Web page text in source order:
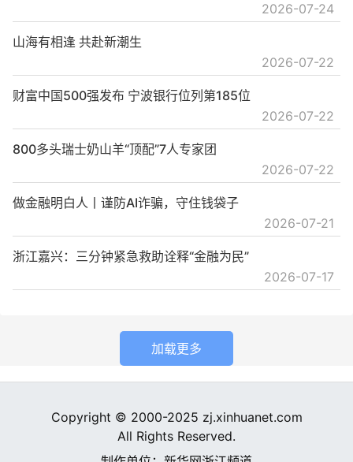
2026-07-24
2026-07-22
山海有相逢 共赴新潮生
2026-07-22
财富中国500强发布 宁波银行位列第185位
2026-07-22
800多头瑞士奶山羊“顶配”7人专家团
2026-07-21
做金融明白人丨谨防AI诈骗，守住钱袋子
2026-07-17
浙江嘉兴：三分钟紧急救助诠释“金融为民”
加载更多
Copyright © 2000-2025 zj.xinhuanet.com
All Rights Reserved.